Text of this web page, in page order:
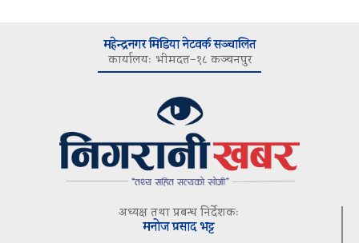
महेन्द्रनगर मिडिया नेटवर्क सञ्चालित
कार्यालयः भीमदत्त–१८ कञ्चनपुर
अध्यक्ष तथा प्रबन्ध निर्देशकः
मनोज प्रसाद भट्ट